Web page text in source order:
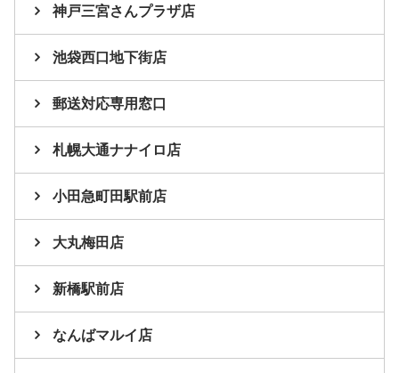
神戸三宮さんプラザ店
池袋西口地下街店
郵送対応専用窓口
札幌大通ナナイロ店
小田急町田駅前店
大丸梅田店
新橋駅前店
なんばマルイ店